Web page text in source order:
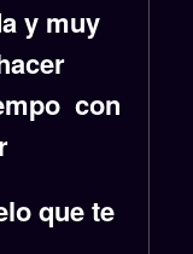
y muy
con
que te